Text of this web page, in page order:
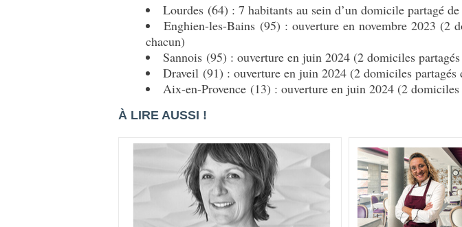
Lourdes (64) : 7 habitants au sein d’un domicile partagé
Enghien-les-Bains (95) : ouverture en novembre 2023 (2
chacun)
Sannois (95) : ouverture en juin 2024 (2 domiciles
Draveil (91) : ouverture en juin 2024 (2 domiciles
Aix-en-Provence (13) : ouverture en juin 2024 (2
À LIRE AUSSI !